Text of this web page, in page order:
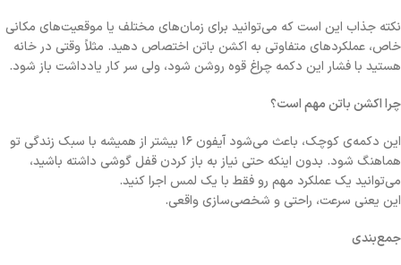
نکته جذاب این است که می‌توانید برای زمان‌های مختلف یا موقعیت‌های مکانی
خاص، عملکردهای متفاوتی به اکشن باتن اختصاص دهید. مثلاً وقتی در خانه
هستید با فشار این دکمه چراغ قوه روشن شود، ولی سر کار یادداشت باز شود.
چرا اکشن باتن مهم است؟
این دکمه‌ی کوچک، باعث می‌شود آیفون ۱۶ بیشتر از همیشه با سبک زندگی تو
هماهنگ شود. بدون اینکه حتی نیاز به باز کردن قفل گوشی داشته باشید،
می‌توانید یک عملکرد مهم رو فقط با یک لمس اجرا کنید.
این یعنی سرعت، راحتی و شخصی‌سازی واقعی.
جمع‌بندی